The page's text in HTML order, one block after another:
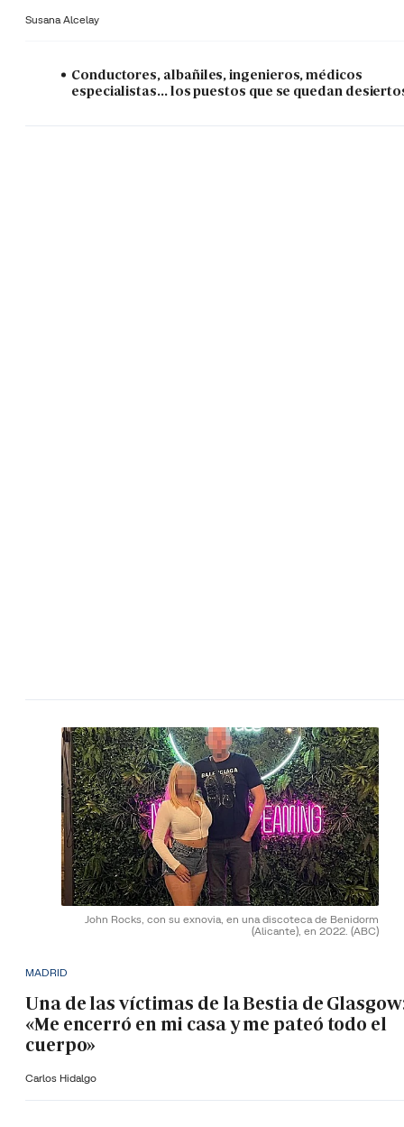
Susana Alcelay
Conductores, albañiles, ingenieros, médicos
especialistas... los puestos que se quedan
John Rocks, con su exnovia, en una discoteca de Benidorm
(Alicante), en 2022. (ABC)
MADRID
Una de las víctimas de la Bestia de
«Me encerró en mi casa y me pateó todo el
cuerpo»
Carlos Hidalgo